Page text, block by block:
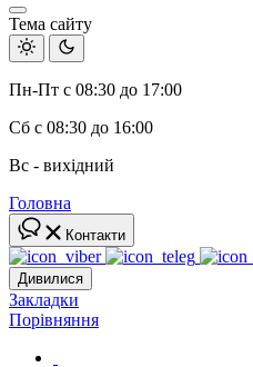
Тема сайту
Пн-Пт с 08:30 до 17:00
Сб с 08:30 до 16:00
Вс - вихідний
Головна
Контакти
Дивилися
Закладки
Порівняння